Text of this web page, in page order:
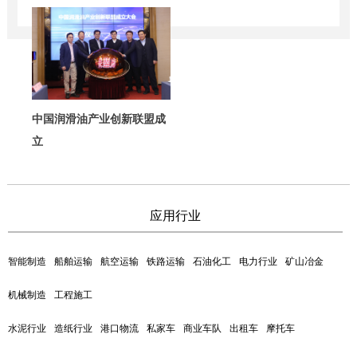
中国润滑油产业创新联盟成
立
应用行业
智能制造 船舶运输 航空运输 铁路运输 石油化工 电力行业 矿山冶金
机械制造 工程施工
水泥行业 造纸行业 港口物流 私家车 商业车队 出租车 摩托车